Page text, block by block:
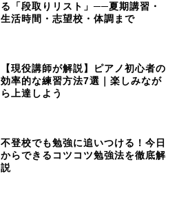
る「段取りリスト」──夏期講習・
生活時間・志望校・体調まで
【現役講師が解説】ピアノ初心者の
効率的な練習方法7選｜楽しみなが
ら上達しよう
不登校でも勉強に追いつける！今日
からできるコツコツ勉強法を徹底解
説